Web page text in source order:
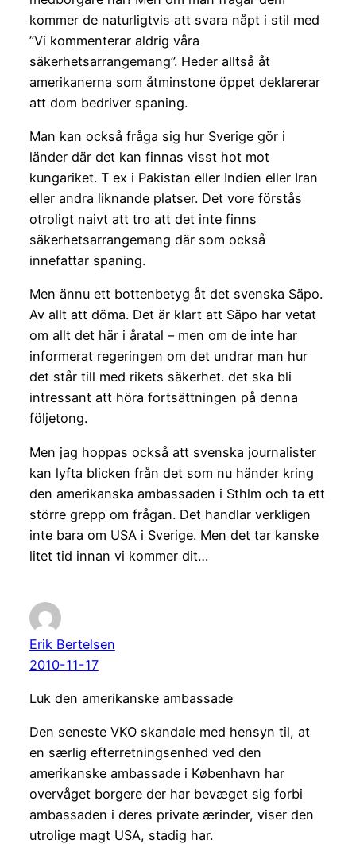
kommer de naturligtvis att svara nåpt i stil med
”Vi kommenterar aldrig våra
säkerhetsarrangemang”. Heder alltså åt
amerikanerna som åtminstone öppet deklarerar
att dom bedriver spaning.
Man kan också fråga sig hur Sverige gör i
länder där det kan finnas visst hot mot
kungariket. T ex i Pakistan eller Indien eller Iran
eller andra liknande platser. Det vore förstås
otroligt naivt att tro att det inte finns
säkerhetsarrangemang där som också
innefattar spaning.
Men ännu ett bottenbetyg åt det svenska Säpo.
Av allt att döma. Det är klart att Säpo har vetat
om allt det här i åratal – men om de inte har
informerat regeringen om det undrar man hur
det står till med rikets säkerhet. det ska bli
intressant att höra fortsättningen på denna
följetong.
Men jag hoppas också att svenska journalister
kan lyfta blicken från det som nu händer kring
den amerikanska ambassaden i Sthlm och ta ett
större grepp om frågan. Det handlar verkligen
inte bara om USA i Sverige. Men det tar kanske
litet tid innan vi kommer dit…
Erik Bertelsen
2010-11-17
Luk den amerikanske ambassade
Den seneste VKO skandale med hensyn til, at
en særlig efterretningsenhed ved den
amerikanske ambassade i København har
overvåget borgere der har bevæget sig forbi
ambassaden i deres private ærinder, viser den
utrolige magt USA, stadig har.